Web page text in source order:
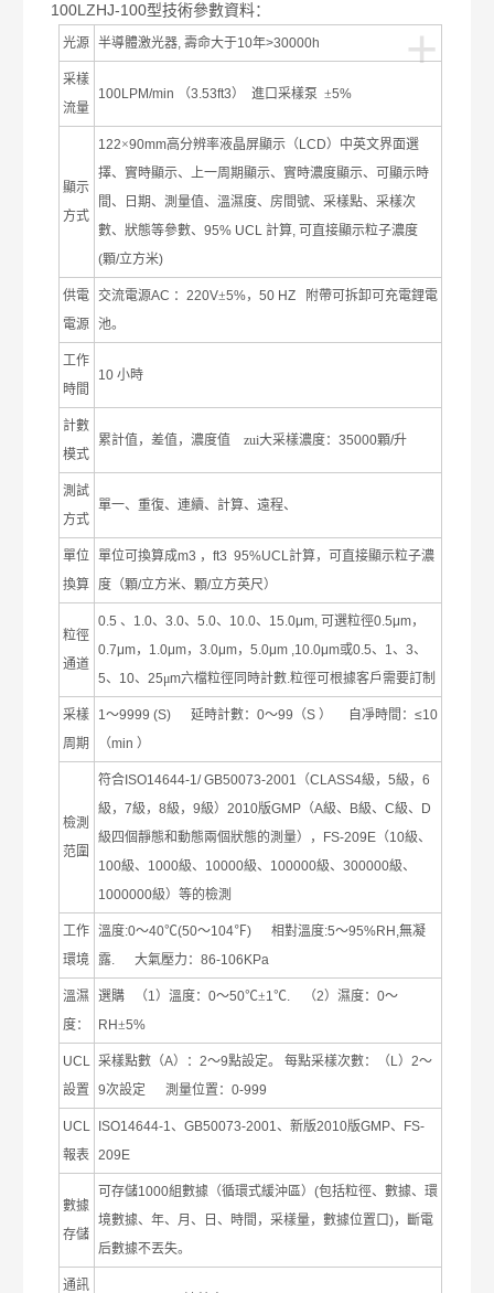
100LZHJ-100型技術參數資料：
+
光源 半導體激光器,壽命大于10年>30000h
采樣
流量
100LPM/min （3.53ft3） 進口采樣泵 ±5%
顯示
方式
122×90mm高分辨率液晶屏顯示（ LCD）中英文界面選
擇、實時顯示、上一周期顯示、實時濃度顯示、可顯示時
間、日期、測量值、溫濕度、房間號、采樣點、采樣次
數、狀態等參數、95% UCL計算, 可直接顯示粒子濃度
(顆/立方米)
供電
電源
交流電源AC ：220V±5%，50 HZ
附帶可拆卸可充電鋰電
池。
工作
時間
10小時
計數
模式
累計值，差值，濃度值 zui大采樣濃度：35000顆/升
測試
方式
單一、重復、連續、計算、遠程、
單位
換算
單位可換算成m3 ，ft3 95%UCL計算，可直接顯示粒子濃
度（顆/立方米、顆/立方英尺）
粒徑
通道
0.5 、 1.0、3.0、5.0、 10.0、 15.0μm, 可選粒徑0.5μm，
0.7μm， 1.0μm，3.0μm，5.0μm ,10.0μm或0.5、 1、3、
5、 10、25μm六檔粒徑同時計數.粒徑可根據客戶需要訂制
采樣
周期
1～9999 (S) 延時計數：0～99 （S ） 自凈時間：≤10
（min ）
檢測
范圍
符合 ISO14644-1/ GB50073-2001 （CLASS4級，5級，6
級，7級，8級，9級）2010版GMP （A級、 B級、C級、
D
級四個靜態和動態兩個狀態的測量），
FS-209E （10級、
100級、 1000級、 10000級、 100000級、300000級、
1000000級）等的檢測
工作
環境
溫度:0～40℃(50～104℉)相對溫度:5～95%RH,無凝
露.大氣壓力：86-106KPa
溫濕
度：
選購 （1）溫度：0～50℃±1℃. （2）濕度：0～
RH±5%
UCL
設置
采樣點數（A）：2～9點設定。 每點采樣次數：（ L）2～
9次設定 測量位置：0-999
UCL
報表
ISO14644-1、GB50073-2001、新版2010版GMP、
FS-
209E
數據
存儲
可存儲1000組數據（循環式緩沖區）(包括粒徑、數據、環
境數據、年、月、日、時間，采樣量，數據位置口)，斷電
后數據不丟失。
通訊